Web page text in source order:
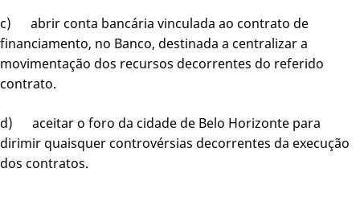
c) abrir conta bancária vinculada ao contrato de
financiamento, no Banco, destinada a centralizar a
movimentação dos recursos decorrentes do referido
contrato.
d) aceitar o foro da cidade de Belo Horizonte para
dirimir quaisquer controvérsias decorrentes da execução
dos contratos.